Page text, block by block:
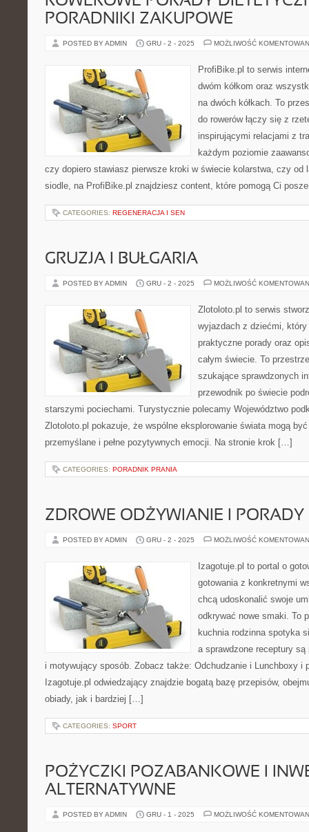
PORADNIKI ZAKUPOWE
POSTED BY ADMIN GRU - 2 - 2025 MOŻLIWOŚĆ
ProfiBike.pl to serwis
dwóm kółkom oraz
na dwóch kółkach. To
do rowerów łączy się z
inspirującymi relacjami z
każdym poziomie
czy dopiero stawiasz pierwsze kroki w świecie kolarstwa, czy od
siodle, na ProfiBike.pl znajdziesz content, które pomogą Ci
CATEGORIES: REGENERACJA I SEN
GRUZJA I BUŁGARIA
POSTED BY ADMIN GRU - 2 - 2025 MOŻLIWOŚĆ
Zlotoloto.pl to serwis
wyjazdach z dziećmi, który
praktyczne porady oraz
całym świecie. To
szukające sprawdzonych
przewodnik po świecie
starszymi pociechami. Turystycznie polecamy Województwo
Zlotoloto.pl pokazuje, że wspólne eksplorowanie świata mogą
przemyślane i pełne pozytywnych emocji. Na stronie krok […]
CATEGORIES: PORADNIK PRANIA
ZDROWE ODŻYWIANIE I
POSTED BY ADMIN GRU - 2 - 2025 MOŻLIWOŚĆ
Izagotuje.pl to portal o
gotowania z konkretnymi
chcą udoskonalić swoje
odkrywać nowe smaki. To
kuchnia rodzinna spotyka
a sprawdzone receptury
i motywujący sposób. Zobacz także: Odchudzanie i Lunchboxy i
Izagotuje.pl odwiedzający znajdzie bogatą bazę przepisów,
obiady, jak i bardziej […]
CATEGORIES: SPORT
POŻYCZKI POZABANKOWE I
ALTERNATYWNE
POSTED BY ADMIN GRU - 1 - 2025 MOŻLIWOŚĆ